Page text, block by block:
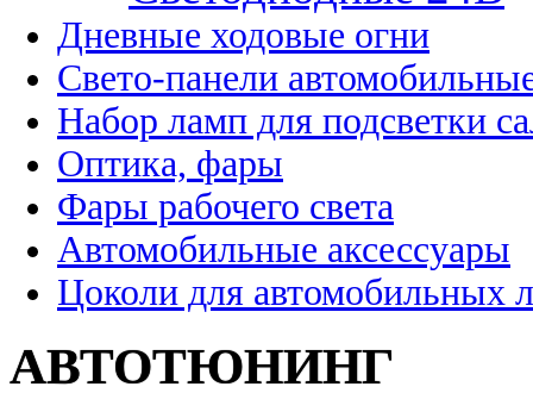
Дневные ходовые огни
Свето-панели
Набор ламп для подсветки
Оптика, фары
Фары рабочего света
Автомобильные аксессуары
Цоколи для автомобильных
АВТОТЮНИНГ